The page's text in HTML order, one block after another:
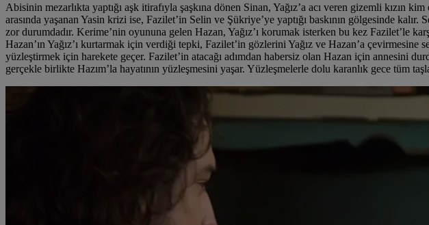
Abisinin mezarlıkta yaptığı aşk itirafıyla şaşkına dönen Sinan, Yağız’a acı veren gizemli
arasında yaşanan Yasin krizi ise, Fazilet’in Selin ve Şükriye’ye yaptığı baskının gölgesinde
zor durumdadır. Kerime’nin oyununa gelen Hazan, Yağız’ı korumak isterken bu kez Fazilet’le
Hazan’ın Yağız’ı kurtarmak için verdiği tepki, Fazilet’in gözlerini Yağız ve Hazan’a çevirmesine
yüzleştirmek için harekete geçer. Fazilet’in atacağı adımdan habersiz olan Hazan için annesini
gerçekle birlikte Hazım’la hayatının yüzleşmesini yaşar. Yüzleşmelerle dolu karanlık gece tüm